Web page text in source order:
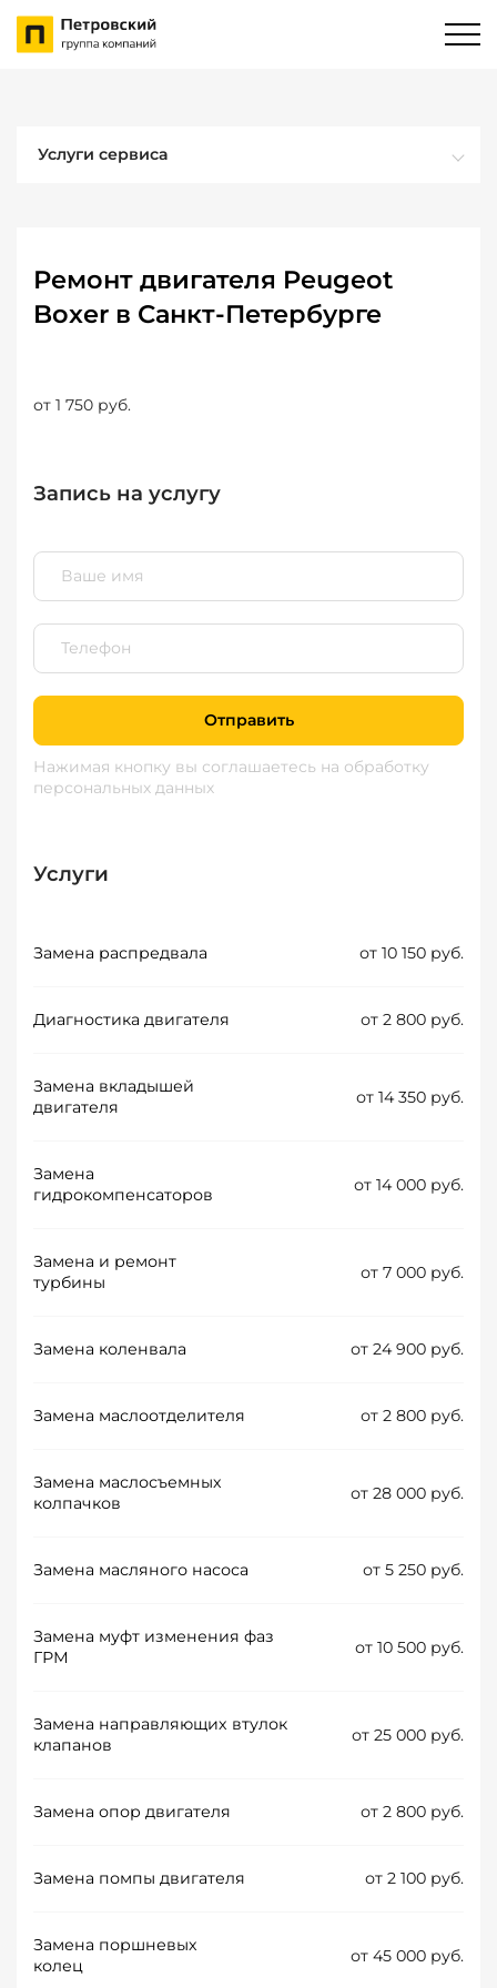
Услуги сервиса
Ремонт двигателя Peugeot
Boxer в Санкт-Петербурге
от 1 750 руб.
Запись на услугу
Отправить
Нажимая кнопку вы соглашаетесь на обработку
персональных данных
Услуги
Замена распредвала от 10 150 руб.
Диагностика двигателя от 2 800 руб.
Замена вкладышей
двигателя
от 14 350 руб.
Замена
гидрокомпенсаторов
от 14 000 руб.
Замена и ремонт
турбины
от 7 000 руб.
Замена коленвала от 24 900 руб.
Замена маслоотделителя от 2 800 руб.
Замена маслосъемных
колпачков
от 28 000 руб.
Замена масляного насоса от 5 250 руб.
Замена муфт изменения фаз
ГРМ
от 10 500 руб.
Замена направляющих втулок
клапанов
от 25 000 руб.
Замена опор двигателя от 2 800 руб.
Замена помпы двигателя от 2 100 руб.
Замена поршневых
колец
от 45 000 руб.